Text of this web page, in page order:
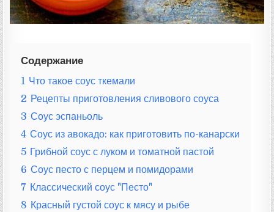
Содержание
1 Что такое соус ткемали
2 Рецепты приготовления сливового соуса
3 Соус эспаньоль
4 Соус из авокадо: как приготовить по-канарски
5 Грибной соус с луком и томатной пастой
6 Соус песто с перцем и помидорами
7 Классический соус "Песто"
8 Красный густой соус к мясу и рыбе